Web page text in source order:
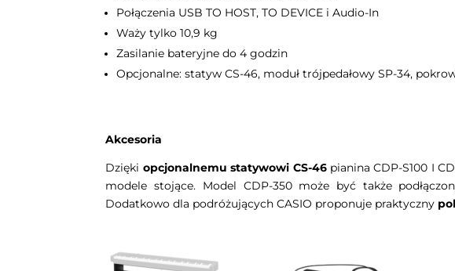
Połączenia USB TO HOST, TO DEVICE i Audio-In
Waży tylko 10,9 kg
Zasilanie bateryjne do 4 godzin
Opcjonalne: statyw CS-46, moduł trójpedałowy SP-34,
Akcesoria
Dzięki opcjonalnemu statywowi CS-46pianina CDP-S100 I
modele stojące. Model CDP-350 może być także
Dodatkowo dla podróżujących CASIO proponuje praktyczny